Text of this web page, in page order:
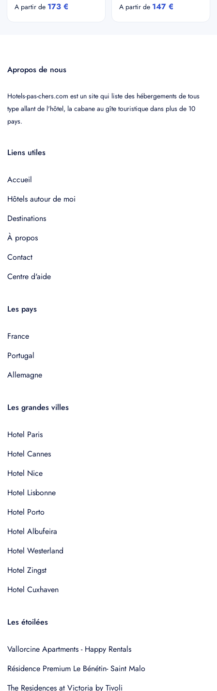
A partir de 173 € A partir de 147 €
Apropos de nous
Hotels-pas-chers.com est un site qui liste des hébergements de tous
type allant de l'hôtel, la cabane au gîte touristique dans plus de 10
pays.
Liens utiles
Accueil
Hôtels autour de moi
Destinations
À propos
Contact
Centre d'aide
Les pays
France
Portugal
Allemagne
Les grandes villes
Hotel Paris
Hotel Cannes
Hotel Nice
Hotel Lisbonne
Hotel Porto
Hotel Albufeira
Hotel Westerland
Hotel Zingst
Hotel Cuxhaven
Les étoilées
Vallorcine Apartments - Happy Rentals
Résidence Premium Le Bénétin- Saint Malo
The Residences at Victoria by Tivoli